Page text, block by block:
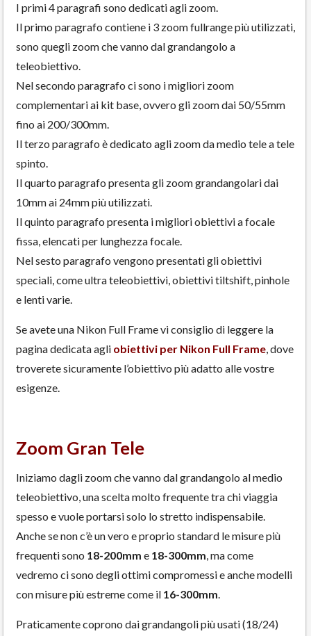
I primi 4 paragrafi sono dedicati agli zoom.
Il primo paragrafo contiene i 3 zoom fullrange più utilizzati,
sono quegli zoom che vanno dal grandangolo a
teleobiettivo.
Nel secondo paragrafo ci sono i migliori zoom
complementari ai kit base, ovvero gli zoom dai 50/55mm
fino ai 200/300mm.
Il terzo paragrafo è dedicato agli zoom da medio tele a tele
spinto.
Il quarto paragrafo presenta gli zoom grandangolari dai
10mm ai 24mm più utilizzati.
Il quinto paragrafo presenta i migliori obiettivi a focale
fissa, elencati per lunghezza focale.
Nel sesto paragrafo vengono presentati gli obiettivi
speciali, come ultra teleobiettivi, obiettivi tiltshift, pinhole
e lenti varie.
Se avete una Nikon Full Frame vi consiglio di leggere la
pagina dedicata agli obiettivi per Nikon Full Frame, dove
troverete sicuramente l’obiettivo più adatto alle vostre
esigenze.
Zoom Gran Tele
Iniziamo dagli zoom che vanno dal grandangolo al medio
teleobiettivo, una scelta molto frequente tra chi viaggia
spesso e vuole portarsi solo lo stretto indispensabile.
Anche se non c’è un vero e proprio standard le misure più
frequenti sono 18-200mm e 18-300mm, ma come
vedremo ci sono degli ottimi compromessi e anche modelli
con misure più estreme come il 16-300mm.
Praticamente coprono dai grandangoli più usati (18/24)